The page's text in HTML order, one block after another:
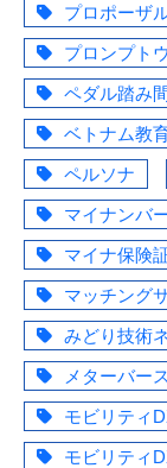
プロポーザ
プロンプト
ペダル踏み
ベトナム教
ペルソナ
マイナンバ
マイナ保険
マッチング
みどり技術
メターバース
モビリティ
モビリティ